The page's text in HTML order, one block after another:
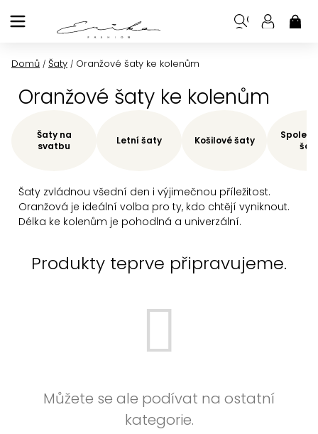
na
Domů / Šaty / Oranžové šaty ke kolenům
Oranžové šaty ke kolenům
Šaty zvládnou všední den i výjimečnou příležitost.
Oranžová je ideální volba pro ty, kdo chtějí vyniknout.
Délka ke kolenům je pohodlná a univerzální.
Šaty na
svatbu
Letní šaty Košilové šaty
Produkty teprve připravujeme.
Můžete se ale podívat na ostatní
kategorie.